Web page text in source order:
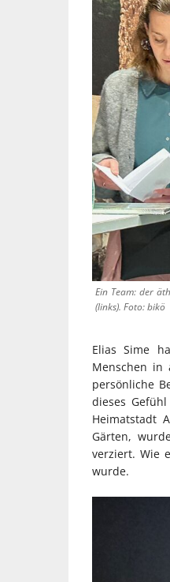
Ein Team: der
(links). Foto: bikö
Elias Sime
Menschen in
persönliche
dieses
Heimatstadt
Gärten,
verziert. Wie
wurde.